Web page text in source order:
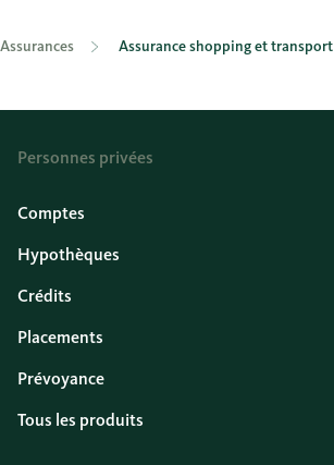
Assurances Assurance shopping et transport
Personnes privées
Comptes
Hypothèques
Crédits
Placements
Prévoyance
Tous les produits